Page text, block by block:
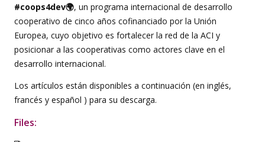
#coops4dev🌍, un programa internacional de desarrollo
cooperativo de cinco años cofinanciado por la Unión
Europea, cuyo objetivo es fortalecer la red de la ACI y
posicionar a las cooperativas como actores clave en el
desarrollo internacional.
Los artículos están disponibles a continuación (en inglés,
francés y español ) para su descarga.
Files: